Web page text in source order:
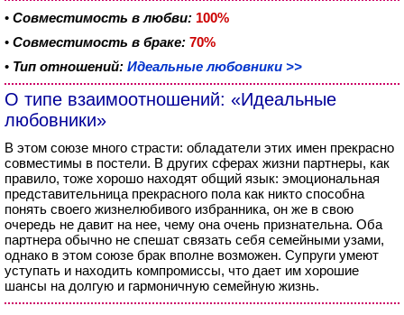
• Совместимость в любви: 100%
• Совместимость в браке: 70%
• Тип отношений: Идеальные любовники >>
О типе взаимоотношений: «Идеальные
любовники»
В этом союзе много страсти: обладатели этих имен прекрасно
совместимы в постели. В других сферах жизни партнеры, как
правило, тоже хорошо находят общий язык: эмоциональная
представительница прекрасного пола как никто способна
понять своего жизнелюбивого избранника, он же в свою
очередь не давит на нее, чему она очень признательна. Оба
партнера обычно не спешат связать себя семейными узами,
однако в этом союзе брак вполне возможен. Супруги умеют
уступать и находить компромиссы, что дает им хорошие
шансы на долгую и гармоничную семейную жизнь.